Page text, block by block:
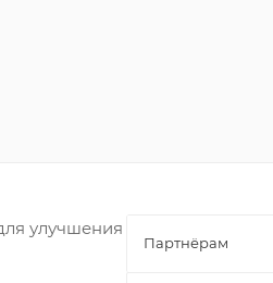
улучшения
Партнёрам